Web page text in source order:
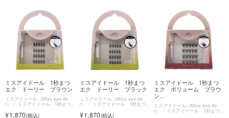
ミスアイドール 1秒まつ
エク ドーリー ブラウン
ミスアイドール（Miss eye do
r） ミスアイドール 1秒まつ
エク
1,870
ミスアイドール 1秒まつ
エク ドーリー ブラック
ミスアイドール（Miss eye do
r） ミスアイドール 1秒まつ
エク
1,870
ミスアイドール 1秒まつ
エク ボリューム ブラウ
ン...
ミスアイドール（Miss eye do
r） ミスアイドール 1秒まつ
エク